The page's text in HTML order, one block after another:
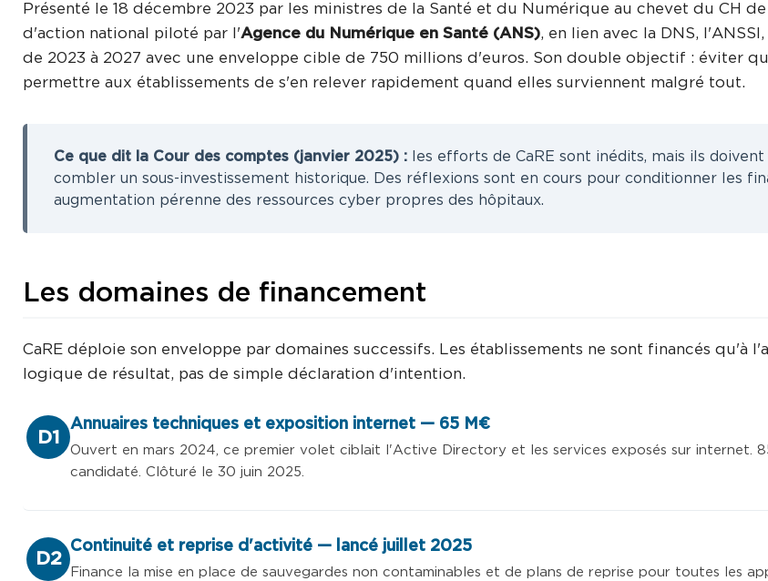
Présenté le 18 décembre 2023 par les ministres de la Santé et du Numérique au chevet du CH de
d'action national piloté par l'Agence du Numérique en Santé (ANS), en lien avec la DNS,
de 2023 à 2027 avec une enveloppe cible de 750 millions d'euros. Son double objectif : éviter
permettre aux établissements de s'en relever rapidement quand elles surviennent malgré tout.
Ce que dit la Cour des comptes (janvier 2025) :les efforts de CaRE sont inédits, mais ils
combler un sous-investissement historique. Des réflexions sont en cours pour conditionner les
augmentation pérenne des ressources cyber propres des hôpitaux.
Les domaines de financement
CaRE déploie son enveloppe par domaines successifs. Les établissements ne sont financés qu'à
logique de résultat, pas de simple déclaration d'intention.
D1
Annuaires techniques et exposition internet — 65 M€
Ouvert en mars 2024, ce premier volet ciblait l'Active Directory et les services exposés sur internet.
candidaté. Clôturé le 30 juin 2025.
D2
Continuité et reprise d'activité — lancé juillet 2025
Finance la mise en place de sauvegardes non contaminables et de plans de reprise pour toutes les